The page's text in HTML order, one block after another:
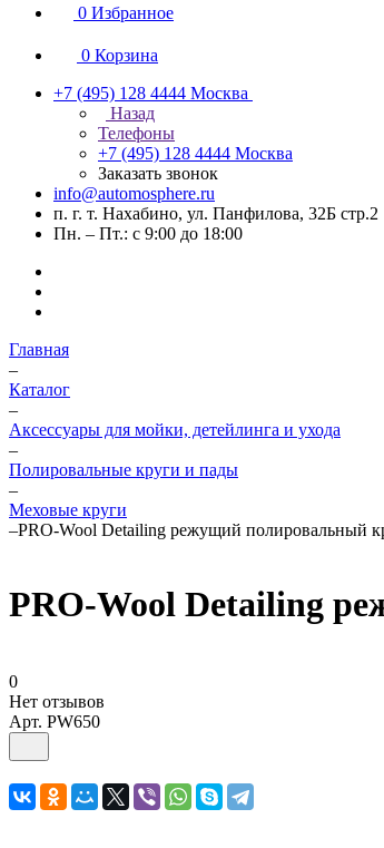
0 Избранное
0 Корзина
+7 (495) 128 4444 Москва
Назад
Телефоны
+7 (495) 128 4444 Москва
Заказать звонок
info@automosphere.ru
п. г. т. Нахабино, ул. Панфилова, 32Б стр.2
Пн. – Пт.: с 9:00 до 18:00
Главная
–
Каталог
–
Аксессуары для мойки, детейлинга и ухода
–
Полировальные круги и пады
–
Меховые круги
–PRO-Wool Detailing режущий полировальный
PRO-Wool Detailing
0
Нет отзывов
Арт. PW650